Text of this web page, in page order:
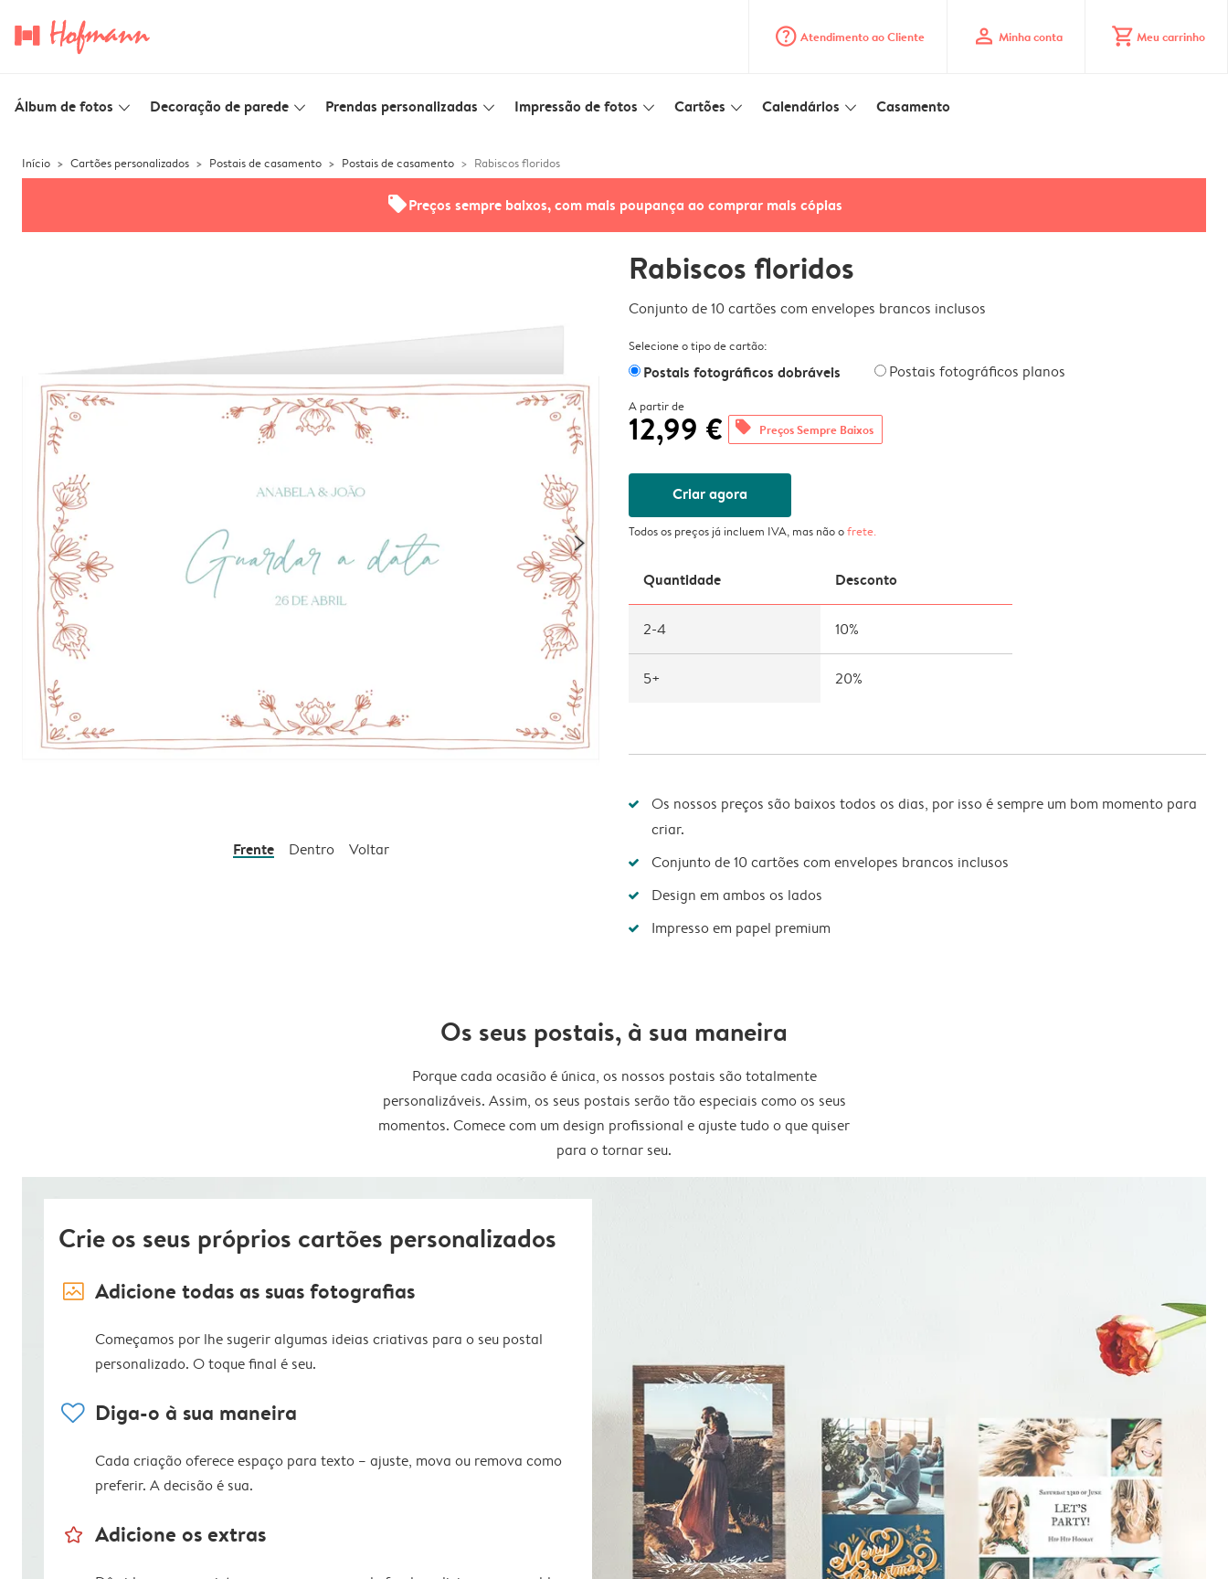
question_mark_circle Atendimento ao Cliente profile Minha conta shopping_cart Meu carrinho
Álbum de fotos slim_arrow_down Decoração de parede slim_arrow_down Prendas personalizadas slim_arrow_down Impressão de fotos slim_arrow_down Cartões slim_arrow_down Calendários slim_arrow_down Casamento
Início Cartões personalizados Postais de casamento Postais de casamento Rabiscos floridos
offersPreços sempre baixos, com mais poupança ao comprar mais cópias
Frente Dentro Voltar
Rabiscos floridos
Conjunto de 10 cartões com envelopes brancos inclusos
Selecione o tipo de cartão:
Postais fotográficos dobráveis Postais fotográficos planos
A partir de
12,99 € offers Preços Sempre Baixos
Criar agora
Todos os preços já incluem IVA, mas não ofrete.
Quantidade Desconto
2-4 10%
5+ 20%
Os nossos preços são baixos todos os dias, por isso é sempre um bom momento para
criar.
Conjunto de 10 cartões com envelopes brancos inclusos
Design em ambos os lados
Impresso em papel premium
Os seus postais, à sua maneira
Porque cada ocasião é única, os nossos postais são totalmente
personalizáveis. Assim, os seus postais serão tão especiais como os seus
momentos. Comece com um design profissional e ajuste tudo o que quiser
para o tornar seu.
Crie os seus próprios cartões personalizados
image_placeholder Adicione todas as suas fotografias
Começamos por lhe sugerir algumas ideias criativas para o seu postal
personalizado. O toque final é seu.
heart Diga-o à sua maneira
Cada criação oferece espaço para texto – ajuste, mova ou remova como
preferir. A decisão é sua.
star_outline Adicione os extras